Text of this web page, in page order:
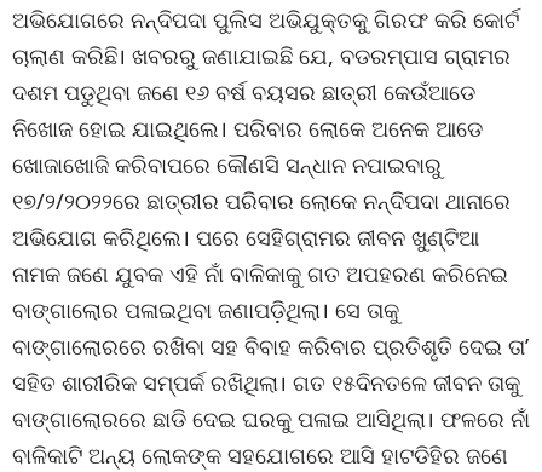
ଅଭିଯୋଗରେ ନନ୍ଦିପଦା ପୁଲିସ ଅଭିଯୁକ୍ତକୁ ଗିରଫ କରି କୋର୍ଟ
ଚାଲାଣ କରିଛି। ଖବରରୁ ଜଣାଯାଇଛି ଯେ, ବଡରମ୍ପାସ ଗ୍ରାମର
ଦଶମ ପଡୁଥିବା ଜଣେ ୧୬ ବର୍ଷ ବୟସର ଛାତ୍ରୀ କେଉଁଆଡେ
ନିଖୋଜ ହୋଇ ଯାଇଥିଲେ। ପରିବାର ଲୋକେ ଅନେକ ଆଡେ
ଖୋଜାଖୋଜି କରିବାପରେ କୌଣସି ସନ୍ଧାନ ନପାଇବାରୁ
୧୭/୨/୨୦୨୨ରେ ଛାତ୍ରୀର ପରିବାର ଲୋକେ ନନ୍ଦିପଦା ଥାନାରେ
ଅଭିଯୋଗ କରିଥିଲେ। ପରେ ସେହିଗ୍ରାମର ଜୀବନ ଖୁଣ୍ଟିଆ
ନାମକ ଜଣେ ଯୁବକ ଏହି ନାଁ ବାଳିକାକୁ ଗତ ଅପହରଣ କରିନେଇ
ବାଙ୍ଗାଲୋର ପଳାଇଥିବା ଜଣାପଡ଼ିଥିଲା। ସେ ତାକୁ
ବାଙ୍ଗାଲୋରରେ ରଖିବା ସହ ବିବାହ କରିବାର ପ୍ରତିଶୃତି ଦେଇ ତା’
ସହିତ ଶାରୀରିକ ସମ୍ପର୍କ ରଖିଥିଲା। ଗତ ୧୫ଦିନତଳେ ଜୀବନ ତାକୁ
ବାଙ୍ଗାଲୋରରେ ଛାଡି ଦେଇ ଘରକୁ ପଳାଇ ଆସିଥିଲା। ଫଳରେ ନାଁ
ବାଳିକାଟି ଅନ୍ୟ ଲୋକଙ୍କ ସହଯୋଗରେ ଆସି ହାଟଡିହିର ଜଣେ